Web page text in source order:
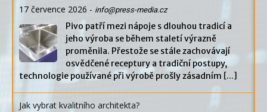
17 července 2026 - info@press-media.cz
Pivo patří mezi nápoje s dlouhou tradicí a
jeho výroba se během staletí výrazně
proměnila. Přestože se stále zachovávají
osvědčené receptury a tradiční postupy,
technologie používané při výrobě prošly zásadním [...]
Jak vybrat kvalitního architekta?